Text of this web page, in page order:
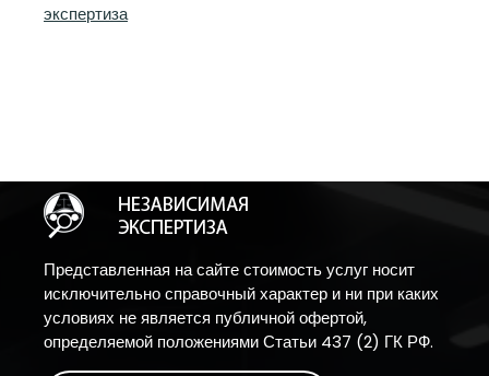
экспертиза
Представленная на сайте стоимость услуг носит
исключительно справочный характер и ни при каких
условиях не является публичной офертой,
определяемой положениями Статьи 437 (2) ГК РФ.